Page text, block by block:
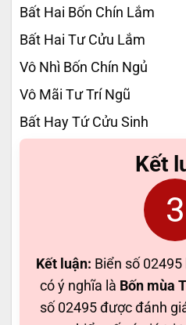
Bất Hai Bốn Chín Lắm
Bất Hai Tư Cửu Lắm
Vô Nhì Bốn Chín Ngủ
Vô Mãi Tư Trí Ngũ
Bất Hay Tứ Cửu Sinh
Kết
3
Kết luận: Biển số 02495
có ý nghĩa là Bốn mùa
số 02495 được đánh